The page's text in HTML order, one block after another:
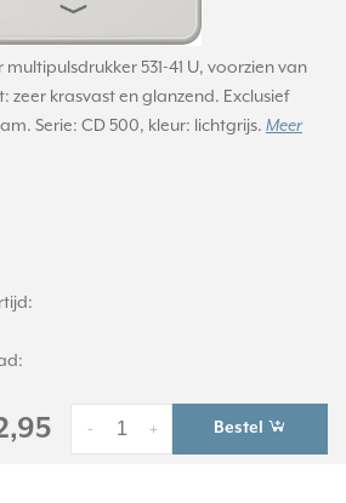
531-41 U, voorzien van
zeer krasvast en glanzend. Exclusief
Serie: CD 500, kleur: lichtgrijs. Meer
+
- Bestel